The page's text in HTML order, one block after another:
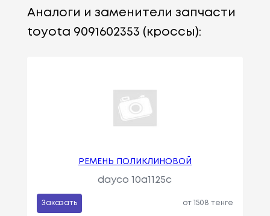
Аналоги и заменители запчасти
toyota 9091602353 (кроссы):
РЕМЕНЬ ПОЛИКЛИНОВОЙ
dayco 10a1125c
Заказать от 1508 тенге